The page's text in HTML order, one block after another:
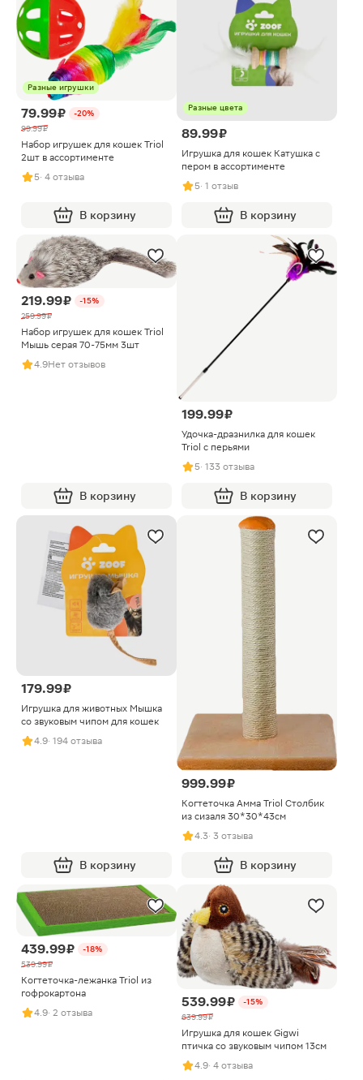
Разные игрушки
79.99 ₽
-20%
99.99 ₽
Набор игрушек для кошек Triol
2шт в ассортименте
5· 4 отзыва
В корзину
Разные цвета
89.99 ₽
Игрушка для кошек Катушка с
пером в ассортименте
5· 1 отзыв
В корзину
219.99 ₽
-15%
259.99 ₽
Набор игрушек для кошек Triol
Мышь серая 70-75мм 3шт
4.9Нет отзывов
В корзину
199.99 ₽
Удочка-дразнилка для кошек
Triol c перьями
5· 133 отзыва
В корзину
179.99 ₽
Игрушка для животных Мышка
со звуковым чипом для кошек
4.9· 194 отзыва
В корзину
999.99 ₽
Когтеточка Амма Triol Столбик
из сизаля 30*30*43см
4.3· 3 отзыва
В корзину
439.99 ₽
-18%
539.99 ₽
Когтеточка-лежанка Triol из
гофрокартона
4.9· 2 отзыва
539.99 ₽
-15%
639.99 ₽
Игрушка для кошек Gigwi
птичка со звуковым чипом 13см
4.9· 4 отзыва